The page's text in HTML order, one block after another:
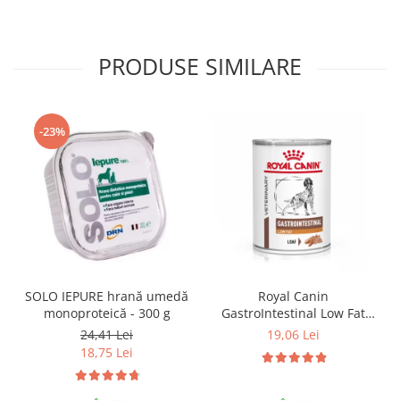
PRODUSE SIMILARE
-23%
SOLO IEPURE hrană umedă
monoproteică - 300 g
24,41 Lei
18,75 Lei
Royal Canin
GastroIntestinal Low Fat
Dog– 420 g
19,06 Lei